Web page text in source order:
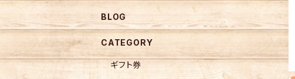
BLOG
CATEGORY
ギフト券